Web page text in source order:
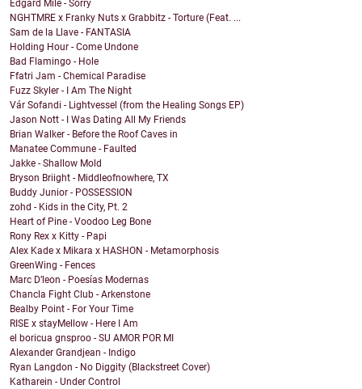
Edgard Mile - Sorry
NGHTMRE x Franky Nuts x Grabbitz - Torture (Feat. ...
Sam de la Llave - FANTASIA
Holding Hour - Come Undone
Bad Flamingo - Hole
Ffatri Jam - Chemical Paradise
Fuzz Skyler - I Am The Night
Vár Sofandi - Lightvessel (from the Healing Songs EP)
Jason Nott - I Was Dating All My Friends
Brian Walker - Before the Roof Caves in
Manatee Commune - Faulted
Jakke - Shallow Mold
Bryson Briight - Middleofnowhere, TX
Buddy Junior - POSSESSION
zohd - Kids in the City, Pt. 2
Heart of Pine - Voodoo Leg Bone
Rony Rex x Kitty - Papi
Alex Kade x Mikara x HASHON - Metamorphosis
GreenWing - Fences
Marc D’leon - Poesías Modernas
Chancla Fight Club - Arkenstone
Bealby Point - For Your Time
RISE x stayMellow - Here I Am
el boricua gnsproo - SU AMOR POR MI
Alexander Grandjean - Indigo
Ryan Langdon - No Diggity (Blackstreet Cover)
Katharein - Under Control